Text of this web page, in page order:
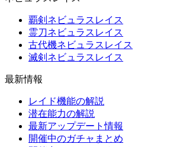
覇剣ネビュラスレイス
霊刀ネビュラスレイス
古代機ネビュラスレイス
滅剣ネビュラスレイス
最新情報
レイド機能の解説
潜在能力の解説
最新アップデート情報
開催中のガチャまとめ